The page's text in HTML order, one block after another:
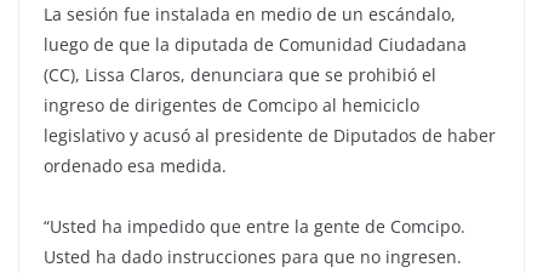
La sesión fue instalada en medio de un escándalo,
luego de que la diputada de Comunidad Ciudadana
(CC), Lissa Claros, denunciara que se prohibió el
ingreso de dirigentes de Comcipo al hemiciclo
legislativo y acusó al presidente de Diputados de haber
ordenado esa medida.
“Usted ha impedido que entre la gente de Comcipo.
Usted ha dado instrucciones para que no ingresen.